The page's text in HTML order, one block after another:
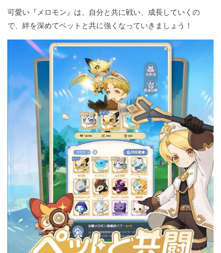
可愛い『メロモン』は、自分と共に戦い、成長していくの
で、絆を深めてペットと共に強くなっていきましょう！